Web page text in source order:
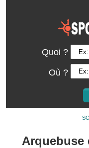
Quoi ?
Où ?
Arquebuse